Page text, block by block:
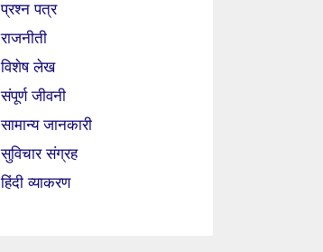
प्रश्न पत्र
राजनीती
विशेष लेख
संपूर्ण जीवनी
सामान्य जानकारी
सुविचार संग्रह
हिंदी व्याकरण